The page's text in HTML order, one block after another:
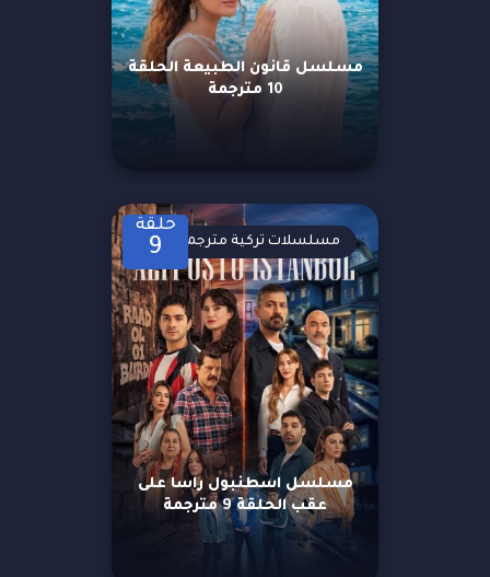
مسلسل قانون الطبيعة الحلقة
10 مترجمة
حلقة
9
مسلسل اسطنبول راسا على
عقب الحلقة 9 مترجمة
مسلسلات تركية مترجمة